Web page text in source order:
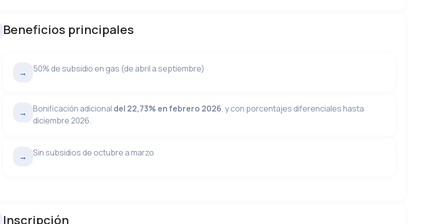
Beneficios principales
→ 50% de subsidio en gas (de abril a septiembre)
→ Bonificación adicional del 22,73% en febrero 2026, y con porcentajes diferenciales hasta
diciembre 2026.
→ Sin subsidios de octubre a marzo
Inscripción